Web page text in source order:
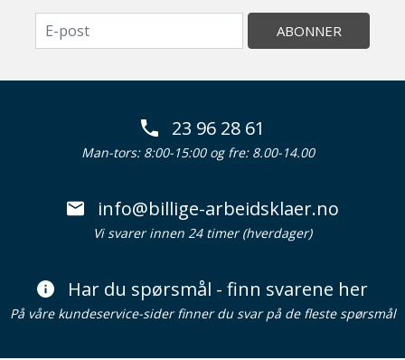
ABONNER
23 96 28 61
Man-tors: 8:00-15:00 og fre: 8.00-14.00
info@billige-arbeidsklaer.no
Vi svarer innen 24 timer (hverdager)
Har du spørsmål - finn svarene her
På våre kundeservice-sider finner du svar på de fleste spørsmål